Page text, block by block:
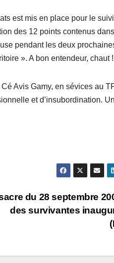
est mis en place pour le
des 12 points contenus
pendant les deux
». A bon entendeur, chaut !
Avis Gamy, en sévices au
et d’insubordination.
du 28 septembre
des survivantes